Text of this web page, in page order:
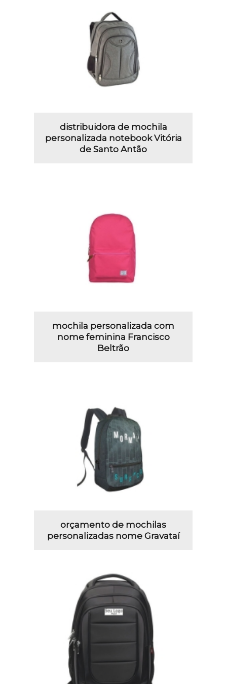
distribuidora de mochila
personalizada notebook Vitória
de Santo Antão
mochila personalizada com
nome feminina Francisco
Beltrão
orçamento de mochilas
personalizadas nome Gravataí